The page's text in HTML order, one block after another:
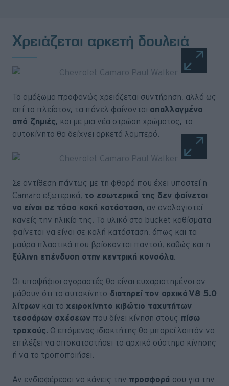
Χρειάζεται αρκετή δουλειά
Το αμάξωμα προφανώς χρειάζεται συντήρηση, αλλά ως
επί το πλείστον, τα πάνελ φαίνονται απαλλαγμένα
από ζημιές, και με μια νέα στρώση χρώματος, το
αυτοκίνητο θα δείχνει αρκετά λαμπερό.
Σε αντίθεση πάντως με τη φθορά που έχει υποστεί η
Camaro εξωτερικά, το εσωτερικό της δεν φαίνεται
να είναι σε τόσο κακή κατάσταση, αν αναλογιστεί
κανείς την ηλικία της. Το υλικό στα bucket καθίσματα
φαίνεται να είναι σε καλή κατάσταση, όπως και τα
μαύρα πλαστικά που βρίσκονται παντού, καθώς και η
ξύλινη επένδυση στην κεντρική κονσόλα.
Οι υποψήφιοι αγοραστές θα είναι ευχαριστημένοι αν
μάθουν ότι το αυτοκίνητο διατηρεί τον αρχικό V8 5.0
λίτρων και το χειροκίνητο κιβώτιο ταχυτήτων
τεσσάρων σχέσεων που δίνει κίνηση στους πίσω
τροχούς. Ο επόμενος ιδιοκτήτης θα μπορεί λοιπόν να
επιλέξει να αποκαταστήσει το αρχικό σύστημα κίνησης
ή να το τροποποιήσει.
Αν ενδιαφέρεσαι να κάνεις την προσφορά σου για την